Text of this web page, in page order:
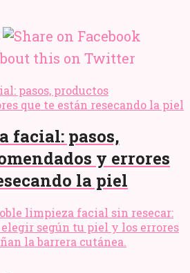
facial: pasos,
y errores
la piel
limpieza facial sin resecar:
elegir según tu piel y los errores
la barrera cutánea.